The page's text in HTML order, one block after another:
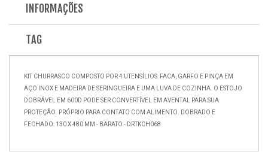
INFORMAÇÕES
TAG
KIT CHURRASCO COMPOSTO POR 4 UTENSÍLIOS: FACA, GARFO E PINÇA EM
AÇO INOX E MADEIRA DE SERINGUEIRA E UMA LUVA DE COZINHA. O ESTOJO
DOBRÁVEL EM 600D PODE SER CONVERTÍVEL EM AVENTAL PARA SUA
PROTEÇÃO. PRÓPRIO PARA CONTATO COM ALIMENTO. DOBRADO E
FECHADO: 130 X 480 MM - BARATO - DRTKCH068